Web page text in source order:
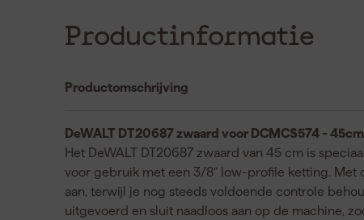
Productinformatie
Productomschrijving
DeWALT DT20687 zwaard voor DCMCS574 - 45cm
Het DeWALT DT20687 zwaard van 45 cm is
voor gebruik met een 3/8" low-profile ketting. Met
aan, terwijl je nog steeds voldoende controle
uitgevoerd en sluit naadloos aan op de machine,